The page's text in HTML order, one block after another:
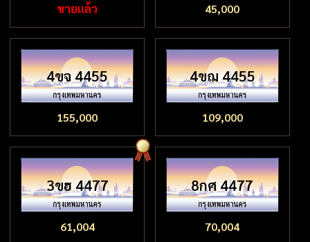
ขายแล้ว 45,000
4ขจ 4455
155,000
4ขฌ 4455
109,000
3ขฮ 4477
61,004
8กศ 4477
70,004